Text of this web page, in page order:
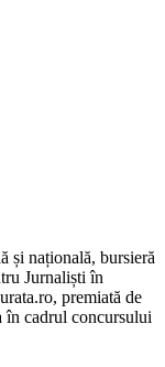
și națională, bursieră
Jurnaliști în
premiată de
în cadrul concursului